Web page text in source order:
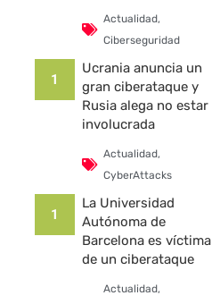
Actualidad,
Ciberseguridad
1
Ucrania anuncia un
gran ciberataque y
Rusia alega no estar
involucrada
Actualidad,
CyberAttacks
1
La Universidad
Autónoma de
Barcelona es víctima
de un ciberataque
Actualidad,